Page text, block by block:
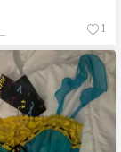
1